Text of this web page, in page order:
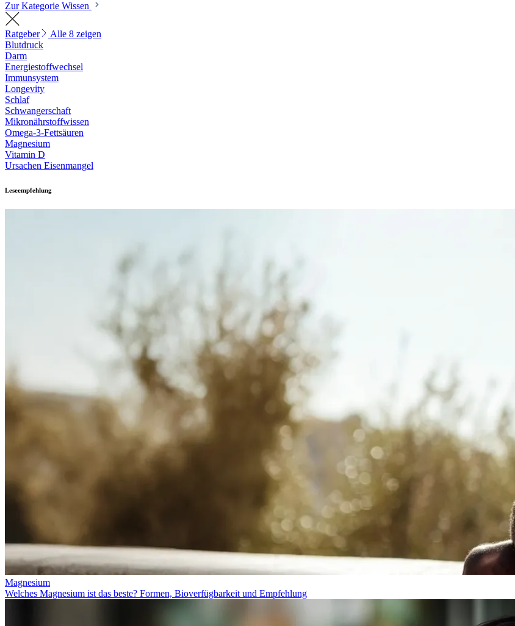
Zur Kategorie Wissen
Ratgeber
Alle 8 zeigen
Blutdruck
Darm
Energiestoffwechsel
Immunsystem
Longevity
Schlaf
Schwangerschaft
Mikronährstoffwissen
Omega-3-Fettsäuren
Magnesium
Vitamin D
Ursachen Eisenmangel
Leseempfehlung
Magnesium
Welches Magnesium ist das beste? Formen, Bioverfügbarkeit und Empfehlung